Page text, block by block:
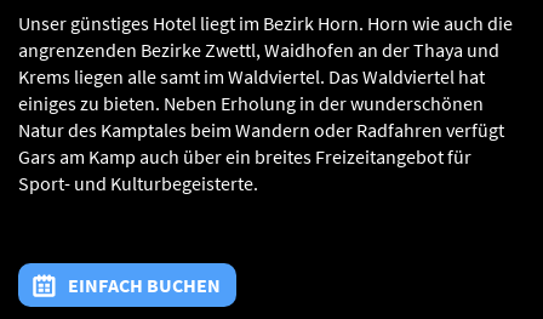
Unser günstiges Hotel liegt im Bezirk Horn. Horn wie auch die
angrenzenden Bezirke Zwettl, Waidhofen an der Thaya und
Krems liegen alle samt im Waldviertel. Das Waldviertel hat
einiges zu bieten. Neben Erholung in der wunderschönen
Natur des Kamptales beim Wandern oder Radfahren verfügt
Gars am Kamp auch über ein breites Freizeitangebot für
Sport- und Kulturbegeisterte.
EINFACH BUCHEN